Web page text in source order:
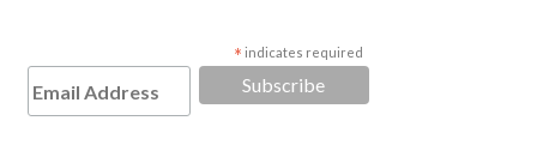
* indicates required